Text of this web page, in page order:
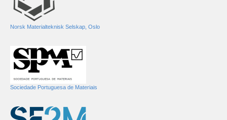
Norsk Materialteknisk Selskap, Oslo
Sociedade Portuguesa de Materiais